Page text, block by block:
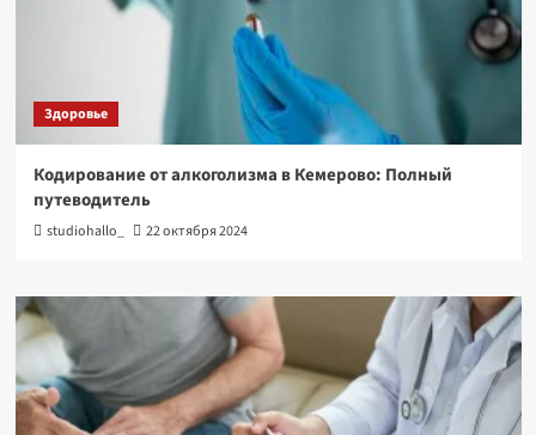
Здоровье
Кодирование от алкоголизма в Кемерово: Полный
путеводитель
studiohallo_ 22 октября 2024